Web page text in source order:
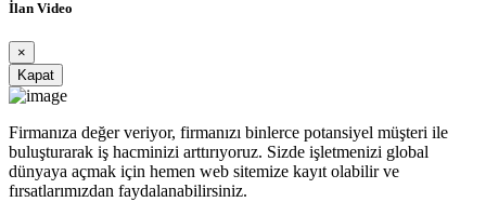
İlan Video
×
Kapat
Firmanıza değer veriyor, firmanızı binlerce potansiyel müşteri ile
buluşturarak iş hacminizi arttırıyoruz. Sizde işletmenizi global
dünyaya açmak için hemen web sitemize kayıt olabilir ve
fırsatlarımızdan faydalanabilirsiniz.